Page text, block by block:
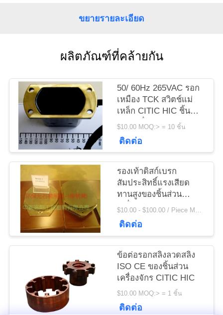
ใบ
เสนอ
ราคา
แผนผัง
เว็บไซต์
PRIVACY
POLICY
ขยายรายละเอียด
ผลิตภัณฑ์ที่คล้ายกัน
50/ 60Hz 265VAC รอก
เหมือง TCK สวิตช์แม่
เหล็ก CITIC HIC ชิ้น
ส่วนเครื่องจักร
$10.00 MOQ:> = 10 ชิ้น
ติดต่อ
รองเท้าดิสก์เบรก
สัมประสิทธิ์แรงเสียด
ทานสูงของชิ้นส่วน
เครื่องจักร Citic Hic
$10.00 - $100.00 / Piece MOQ:1 ชิ้น / ชิ้น
ติดต่อ
ข้อต่อรอกสลิงลวดสลิง
ISO CE ของชิ้นส่วน
เครื่องจักร CITIC HIC
$10.00 MOQ:> = 1 ชิ้น
ติดต่อ